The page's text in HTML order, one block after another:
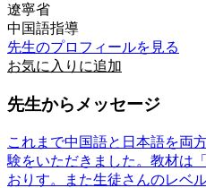
遼寧省
中国語指導
先生のプロフィールを見る
お気に入りに追加
先生からメッセージ
これまで中国語と日本語を両
験をいただきました。教材は
おりす。また生徒さんのレベ